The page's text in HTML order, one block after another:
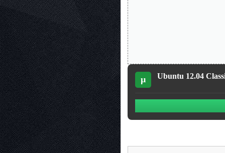
µ Ubuntu 12.04